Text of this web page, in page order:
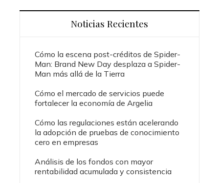
Noticias Recientes
Cómo la escena post-créditos de Spider-
Man: Brand New Day desplaza a Spider-
Man más allá de la Tierra
Cómo el mercado de servicios puede
fortalecer la economía de Argelia
Cómo las regulaciones están acelerando
la adopción de pruebas de conocimiento
cero en empresas
Análisis de los fondos con mayor
rentabilidad acumulada y consistencia